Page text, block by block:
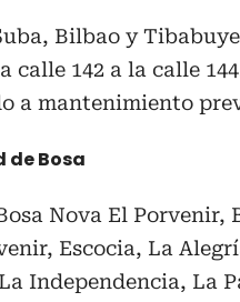
Bilbao y
calle 142 a la calle
a mantenimiento
de Bosa
Nova El Porvenir,
Escocia, La
Independencia, La